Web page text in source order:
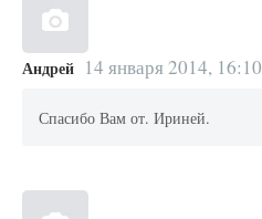
Андрей 14 января 2014, 16:10
Спасибо Вам от. Ириней.